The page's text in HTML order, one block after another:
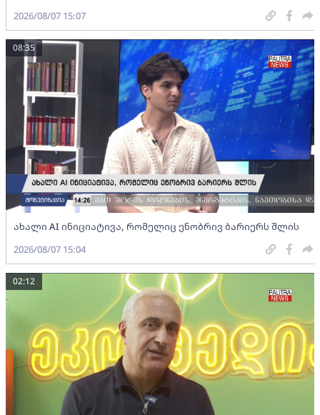
2026/08/07 15:07
ახალი AI ინიციატივა, რომელიც ენობრივ ბარიერს შლის
08:35
2026/08/07 15:04
02:12